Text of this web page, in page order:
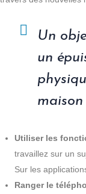
Un
un
maison
Utiliser les
travaillez sur un
Sur les
Ranger le